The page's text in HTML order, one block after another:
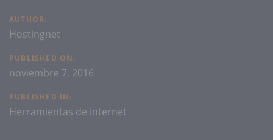
AUTHOR:
Hostingnet
PUBLISHED ON:
noviembre 7, 2016
PUBLISHED IN:
Herramientas de internet